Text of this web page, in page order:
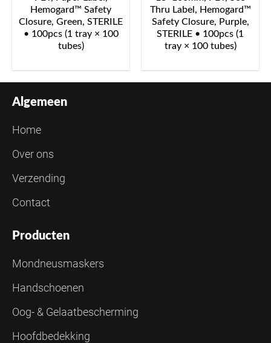
Hemogard™ Safety
Closure, Green, STERILE
• 100pcs (1 tray × 100
tubes)
Thru Label, Hemogard™
Safety Closure, Purple,
STERILE • 100pcs (1
tray × 100 tubes)
Algemeen
Home
Over ons
Verzending
Contact
Producten
Mondneusmaskers
Handschoenen
Oog- & Gelaatbescherming
Hoofdbedekking